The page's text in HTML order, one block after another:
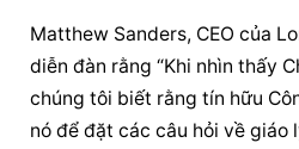
Matthew Sanders, CEO của
diễn đàn rằng “Khi nhìn thấy
chúng tôi biết rằng tín hữu
nó để đặt các câu hỏi về giáo